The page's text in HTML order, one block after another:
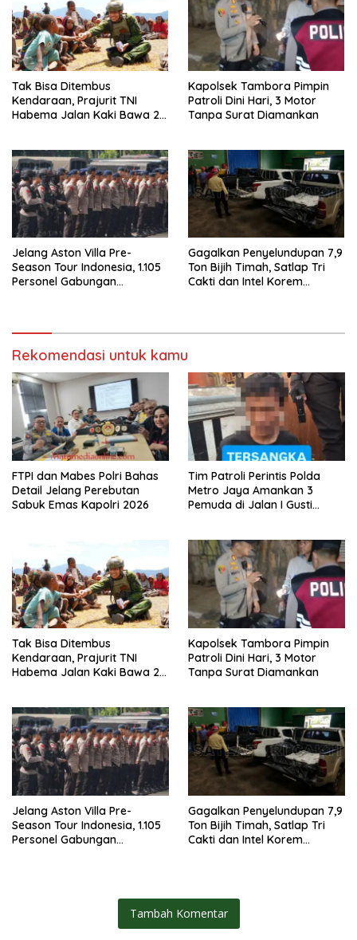
Tak Bisa Ditembus
Kendaraan, Prajurit TNI
Habema Jalan Kaki Bawa 2
Kapolsek Tambora Pimpin
Patroli Dini Hari, 3 Motor
Tanpa Surat Diamankan
Jelang Aston Villa Pre-
Season Tour Indonesia, 1.105
Personel Gabungan
Gagalkan Penyelundupan 7,9
Ton Bijih Timah, Satlap Tri
Cakti dan Intel Korem
Rekomendasi untuk kamu
FTPI dan Mabes Polri Bahas
Detail Jelang Perebutan
Sabuk Emas Kapolri 2026
Tim Patroli Perintis Polda
Metro Jaya Amankan 3
Pemuda di Jalan I Gusti
Tak Bisa Ditembus
Kendaraan, Prajurit TNI
Habema Jalan Kaki Bawa 2
Kapolsek Tambora Pimpin
Patroli Dini Hari, 3 Motor
Tanpa Surat Diamankan
Jelang Aston Villa Pre-
Season Tour Indonesia, 1.105
Personel Gabungan
Gagalkan Penyelundupan 7,9
Ton Bijih Timah, Satlap Tri
Cakti dan Intel Korem
Tambah Komentar